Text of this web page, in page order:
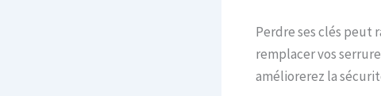
Perdre ses clés peut
remplacer vos
améliorerez la